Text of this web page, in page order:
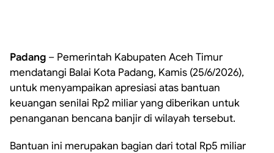
Padang – Pemerintah Kabupaten Aceh Timur
mendatangi Balai Kota Padang, Kamis (25/6/2026),
untuk menyampaikan apresiasi atas bantuan
keuangan senilai Rp2 miliar yang diberikan untuk
penanganan bencana banjir di wilayah tersebut.
Bantuan ini merupakan bagian dari total Rp5 miliar